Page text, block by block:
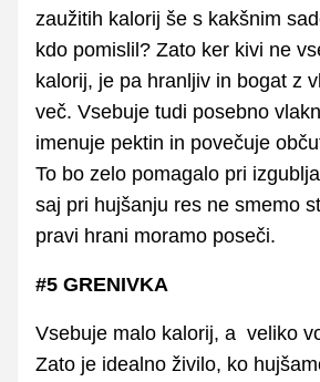
zaužitih kalorij še s kakšnim
kdo pomislil? Zato ker kivi ne
kalorij, je pa hranljiv in bogat z
več. Vsebuje tudi posebno
imenuje pektin in povečuje
To bo zelo pomagalo pri
saj pri hujšanju res ne smemo
pravi hrani moramo poseči.
#5 GRENIVKA
Vsebuje malo kalorij, a veliko
Zato je idealno živilo, ko